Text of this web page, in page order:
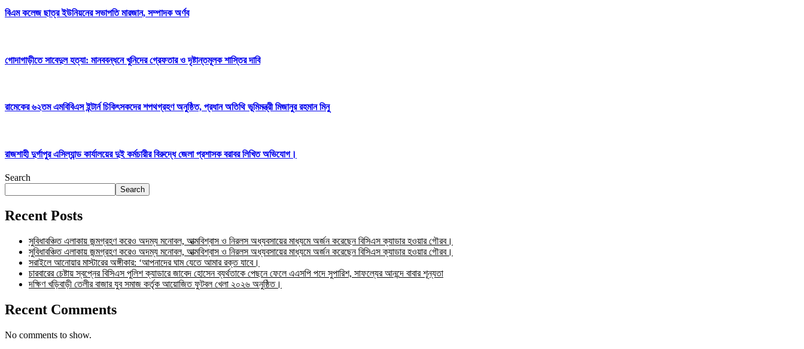
বিএম কলেজ ছাত্র ইউনিয়নের সভাপতি মারজান, সম্পাদক অর্ণব
গোদাগাড়ীতে সাবেদুল হত্যা: মানববন্ধনে খুনিদের গ্রেফতার ও দৃষ্টান্তমূলক শাস্তির দাবি
রামেকের ৬২তম এমবিবিএস ইন্টার্ন চিকিৎসকদের শপথগ্রহণ অনুষ্ঠিত, প্রধান অতিথি ভূমিমন্ত্রী মিজানুর রহমান মিনু
রাজশাহী দুর্গাপুর এসিল্যান্ড কার্যালয়ের দুই কর্মচারীর বিরুদ্ধে জেলা প্রশাসক বরাবর লিখিত অভিযোগ।
Search
Search
Recent Posts
সুবিধাবঞ্চিত এলাকায় জন্মগ্রহণ করেও অদম্য মনোবল, আত্মবিশ্বাস ও নিরলস অধ্যবসায়ের মাধ্যমে অর্জন করেছেন বিসিএস ক্যাডার হওয়ার গৌরব।
সুবিধাবঞ্চিত এলাকায় জন্মগ্রহণ করেও অদম্য মনোবল, আত্মবিশ্বাস ও নিরলস অধ্যবসায়ের মাধ্যমে অর্জন করেছেন বিসিএস ক্যাডার হওয়ার গৌরব।
সরাইলে আনোয়ার মাস্টারের অঙ্গীকার: ‘আপনাদের ঘাম যেতে আমার রক্ত যাবে।
চারবারের চেষ্টায় স্বপ্নের বিসিএস পুলিশ ক্যাডারে জাবেদ হোসেন ব্যর্থতাকে পেছনে ফেলে এএসপি পদে সুপারিশ, সাফল্যের আনন্দে বাবার শূন্যতা
দক্ষিণ খড়িবাড়ী তেলীর বাজার যুব সমাজ কর্তৃক আয়োজিত ফুটবল খেলা ২০২৬ অনুষ্ঠিত।
Recent Comments
No comments to show.